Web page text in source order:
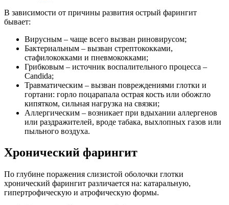
В зависимости от причины развития острый фарингит
бывает:
Вирусным – чаще всего вызван риновирусом;
Бактериальным – вызван стрептококками,
стафилококками и пневмококками;
Грибковым – источник воспалительного процесса –
Candida;
Травматическим – вызван повреждениями глотки и
гортани: горло поцарапала острая кость или обожгло
кипятком, сильная нагрузка на связки;
Аллергическим – возникает при вдыхании аллергенов
или раздражителей, вроде табака, выхлопных газов или
пыльного воздуха.
Хронический фарингит
По глубине поражения слизистой оболочки глотки
хронический фарингит различается на: катаральную,
гипертрофическую и атрофическую формы.